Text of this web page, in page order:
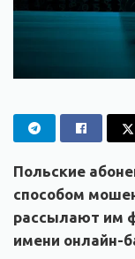
Польские
способом
рассылают им
имени онлайн-